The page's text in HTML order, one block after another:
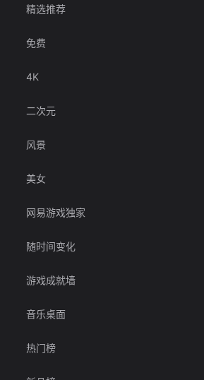
精选推荐
免费
4K
二次元
风景
美女
网易游戏独家
随时间变化
游戏成就墙
音乐桌面
热门榜